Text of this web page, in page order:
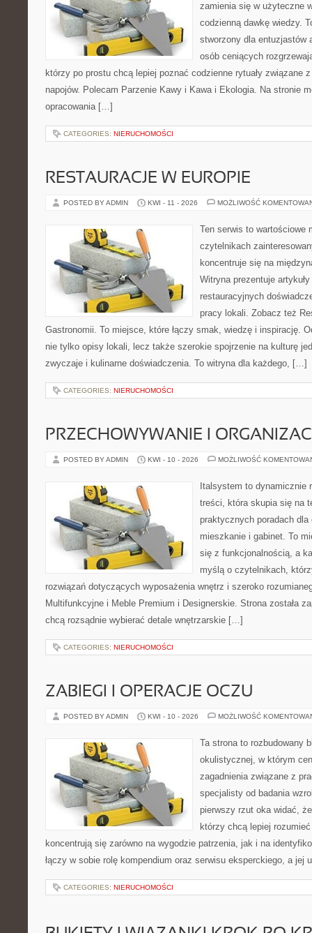
zamienia się w użyteczne
codzienną dawkę wiedzy.
stworzony dla entuzjastów
osób ceniących
którzy po prostu chcą lepiej poznać codzienne rytuały związane
napojów. Polecam Parzenie Kawy i Kawa i Ekologia. Na stronie
opracowania […]
CATEGORIES: NIERUCHOMOŚCI
RESTAURACJE W EUROPIE
POSTED BY ADMIN KWI - 11 - 2026 MOŻLIWOŚĆ
Ten serwis to wartościowe
czytelnikach
koncentruje się na
Witryna prezentuje
restauracyjnych
pracy lokali. Zobacz też
Gastronomii. To miejsce, które łączy smak, wiedzę i inspirację.
nie tylko opisy lokali, lecz także szerokie spojrzenie na kulturę
zwyczaje i kulinarne doświadczenia. To witryna dla każdego, […]
CATEGORIES: NIERUCHOMOŚCI
PRZECHOWYWANIE I
POSTED BY ADMIN KWI - 10 - 2026 MOŻLIWOŚĆ
Italsystem to dynamicznie
treści, która skupia się na
praktycznych poradach
mieszkanie i gabinet. To
się z funkcjonalnością, a
myślą o czytelnikach,
rozwiązań dotyczących wyposażenia wnętrz i szeroko
Multifunkcyjne i Meble Premium i Designerskie. Strona została
chcą rozsądnie wybierać detale wnętrzarskie […]
CATEGORIES: NIERUCHOMOŚCI
ZABIEGI I OPERACJE OCZU
POSTED BY ADMIN KWI - 10 - 2026 MOŻLIWOŚĆ
Ta strona to rozbudowany
okulistycznej, w którym
zagadnienia związane z
specjalisty od badania
pierwszy rzut oka widać,
którzy chcą lepiej
koncentrują się zarówno na wygodzie patrzenia, jak i na
łączy w sobie rolę kompendium oraz serwisu eksperckiego, a jej
CATEGORIES: NIERUCHOMOŚCI